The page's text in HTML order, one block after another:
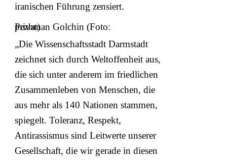
iranischen Führung zensiert.
Pezhman Golchin (Foto: privat)
„Die Wissenschaftsstadt Darmstadt
zeichnet sich durch Weltoffenheit aus,
die sich unter anderem im friedlichen
Zusammenleben von Menschen, die
aus mehr als 140 Nationen stammen,
spiegelt. Toleranz, Respekt,
Antirassismus sind Leitwerte unserer
Gesellschaft, die wir gerade in diesen